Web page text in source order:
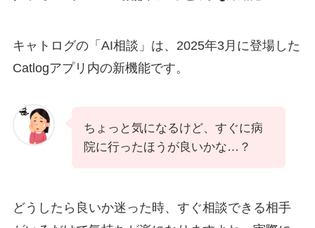
キャトログの「AI相談」は、2025年3月に登場した
Catlogアプリ内の新機能です。
ちょっと気になるけど、すぐに病
院に行ったほうが良いかな…？
どうしたら良いか迷った時、すぐ相談できる相手